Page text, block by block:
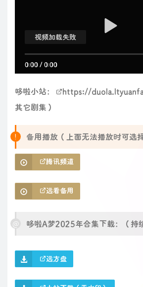
0:00 /0:00
视频加载失败
哆啦小站： https://
其它剧集）
备用播放（上面无法播放时可选
腾讯频道
远看备用
哆啦A梦2025年合集下载：（持
远方盘